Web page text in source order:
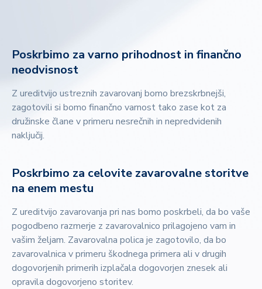
Poskrbimo za varno prihodnost in finančno
neodvisnost
Z ureditvijo ustreznih zavarovanj bomo brezskrbnejši,
zagotovili si bomo finančno varnost tako zase kot za
družinske člane v primeru nesrečnih in nepredvidenih
naključij.
Poskrbimo za celovite zavarovalne storitve
na enem mestu
Z ureditvijo zavarovanja pri nas bomo poskrbeli, da bo vaše
pogodbeno razmerje z zavarovalnico prilagojeno vam in
vašim željam. Zavarovalna polica je zagotovilo, da bo
zavarovalnica v primeru škodnega primera ali v drugih
dogovorjenih primerih izplačala dogovorjen znesek ali
opravila dogovorjeno storitev.